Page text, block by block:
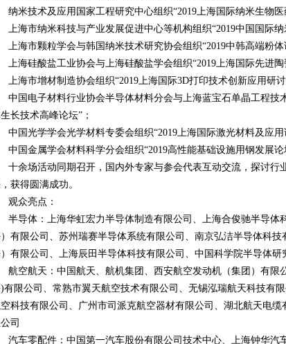
纳米技术及应用国家工程研究中心组织“2019上海国际纳米生物医
上海市纳米科技与产业发展促进中心等机构组织“2019中国国际
上海市颗粒学会与韩国纳米技术研究协会组织“2019中韩高端粉体
上海硅酸盐工业协会与上海硅酸盐学会组织“2019上海国际先进陶
上海市增材制造协会组织“2019上海国际3D打印技术创新应用研讨
中国电子材料行业协会半导体材料分会与上海蓝宝石单晶工程技
长技术高峰论坛”；
中国光学学会光学材料专委会组织“2019上海国际激光材料及应用
中国金属学会材料科学分会组织“2019高性能基础设施用钢发展论
十余场活动同期召开，国内外专家与参会代表互动交流，探讨行
获得圆满成功。
观众亮点：
半导体：上海华虹宏力半导体制造有限公司、上海合俊驰半导体
有限公司、苏州瑞赛半导体系统有限公司、南京弘洁半导体科
有限公司、上海辰田半导体科技有限公司、中国科学院半导体
航空航天：中国航天、航机集团、西安航空发动机（集团）有限
有限公司、常熟市翼天航空技术有限公司、无锡泓瑞航天科技有
科技有限公司、广州市司派克航空器材有限公司、湖北航天电
司
汽车零配件：中国第一汽车股份有限公司技术中心、上海钟华汽